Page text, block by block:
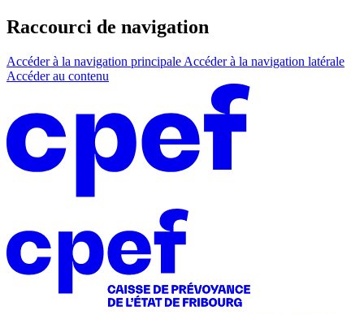
Raccourci de navigation
Accéder à la navigation principale Accéder à la navigation latérale
Accéder au contenu